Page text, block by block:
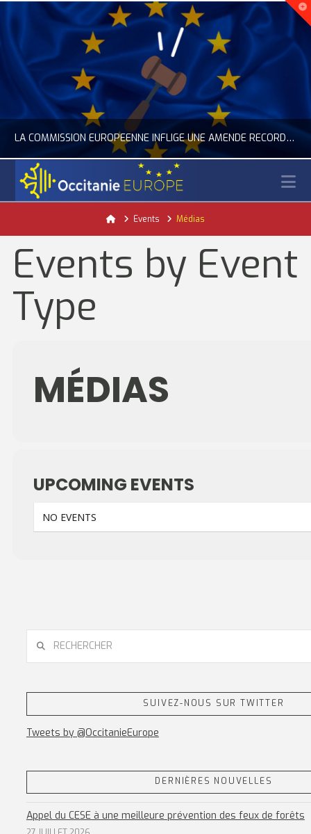
LA COMMISSION EUROPÉENNE INFLIGE UNE AMENDE RECORD À GOOGLE
ACTUALITÉ DE L'UNION EUROPÉENNE, ACTUALITÉ DE LA REPRÉSENTATION D’OCCITANIE EUROPE, NUMÉRIQUE- DIGITAL
JUILLET 24, 2026
HomeEvents Médias
Events by Event
Type
MÉDIAS
UPCOMING EVENTS
NO EVENTS
SUIVEZ-NOUS SUR TWITTER
Tweets by @OccitanieEurope
DERNIÈRES NOUVELLES
Appel du CESE à une meilleure prévention des feux de forêts